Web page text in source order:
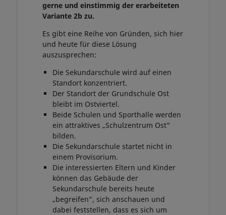
gerne und einstimmig der erarbeiteten
Variante 2b zu.
Es gibt eine Reihe von Gründen, sich hier
und heute für diese Lösung
auszusprechen:
Die Sekundarschule wird auf einen
Standort konzentriert.
Der Standort der Grundschule Ost
bleibt im Ostviertel.
Beide Schulen und Sporthalle werden
ein attraktives „Schulzentrum Ost“
bilden.
Die Sekundarschule startet nicht in
einem Provisorium.
Die interessierten Eltern und Kinder
können das Gebäude der
Sekundarschule bereits heute
„begreifen“, sich anschauen und
dabei feststellen, dass es sich um